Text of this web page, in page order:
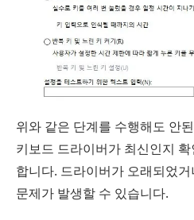
위와 같은 단계를 수행해도 안
키보드 드라이버가 최신인지
합니다. 드라이버가 오래되었
문제가 발생할 수 있습니다.